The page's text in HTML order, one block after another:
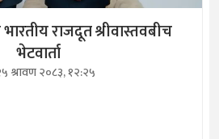
भारतीय राजदूत श्रीवास्तवबीच
भेटवार्ता
श्रावण २०८३, १२:२५